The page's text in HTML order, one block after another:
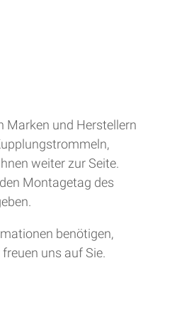
Marken und Herstellern
weiter zur Seite.
Montagetag des
benötigen,
uns auf Sie.